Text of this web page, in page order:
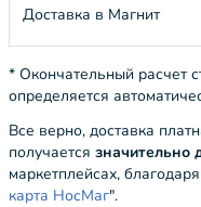
Доставка в Магнит
* Окончательный расчет
определяется
Все верно, доставка
получается значительно
маркетплейсах,
карта НосМаг".